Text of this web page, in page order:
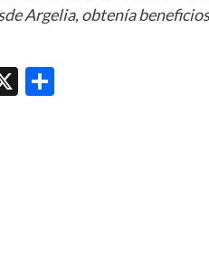
Argelia, obtenía
X